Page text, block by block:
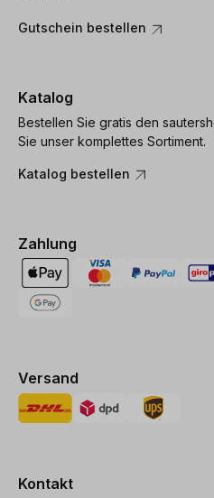
Gutschein bestellen
Katalog
Bestellen Sie gratis den
Sie unser komplettes Sortiment.
Katalog bestellen
Zahlung
Versand
Kontakt